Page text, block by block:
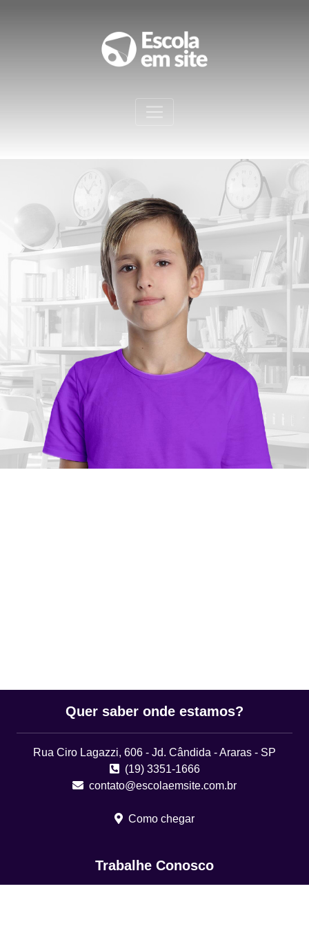
Quer saber onde estamos?
Rua Ciro Lagazzi, 606 - Jd. Cândida - Araras - SP
(19) 3351-1666
contato@escolaemsite.com.br
Como chegar
Trabalhe Conosco